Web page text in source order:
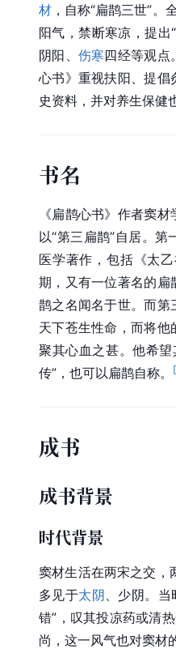
材 ，自称“扁鹊三世”。
阳气，禁断寒凉，提
阴阳、 伤寒四经等观点
心书》重视扶阳、提
史资料，并对养生保健
书名
《扁鹊心书》作者窦材
以“第三扁鹊”自居。第
医学著作，包括《太
期，又有一位著名的
鹊之名闻名于世。而第
天下苍生性命，而将
聚其心血之甚。他希
传”，也可以 扁鹊自称。 [
成书
成书背景
时代背景
窦材生活在两宋之交，
多见于太阴 、少阴。
错”，叹其投凉药或清
尚，这一风气也对窦材